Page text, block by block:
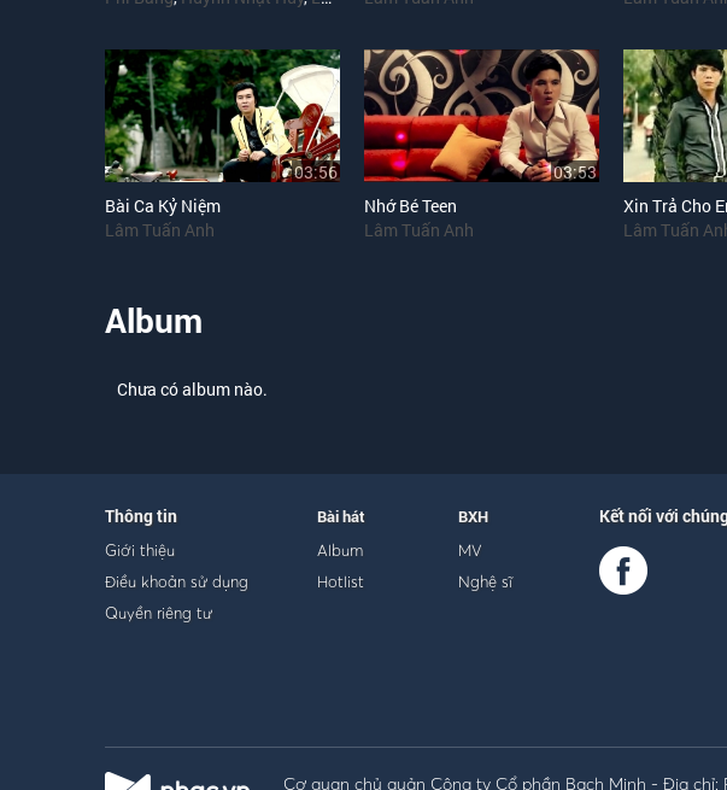
03:56
Bài Ca Kỷ Niệm
Lâm Tuấn Anh
03:53
Nhớ Bé Teen
Lâm Tuấn Anh
Xin Trả Cho
Lâm Tuấn
Album
Chưa có album nào.
Thông tin
Giới thiệu
Điều khoản sử dụng
Quyền riêng tư
Bài hát
Album
Hotlist
BXH
MV
Nghệ sĩ
Kết nối với
Cơ quan chủ quản Công ty Cổ phần Bạch Minh - Địa chỉ: